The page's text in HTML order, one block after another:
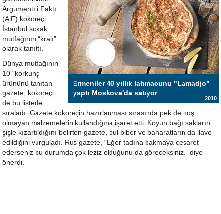
Ermeniler 40 yıllık lahmacunu "Lamadjo"
yaptı Moskova'da satıyor
2010
Argumentı i Faktı
(AiF) kokoreçi
İstanbul sokak
mutfağının “kralı”
olarak tanıttı.
Dünya mutfağının
10 “korkunç”
ürününü tanıtan
gazete, kokoreçi
de bu listede
sıraladı. Gazete kokoreçin hazırlanması sırasında pek de hoş
olmayan malzemelerin kullandığına işaret etti. Koyun bağırsakların
şişle kızartıldığını belirten gazete, pul biber ve baharatların da ilave
edildiğini vurguladı. Rus gazete, “Eğer tadına bakmaya cesaret
ederseniz bu durumda çok leziz olduğunu da göreceksiniz.” diye
önerdi.